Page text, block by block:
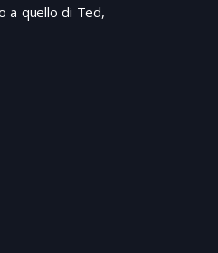
a quello di Ted,